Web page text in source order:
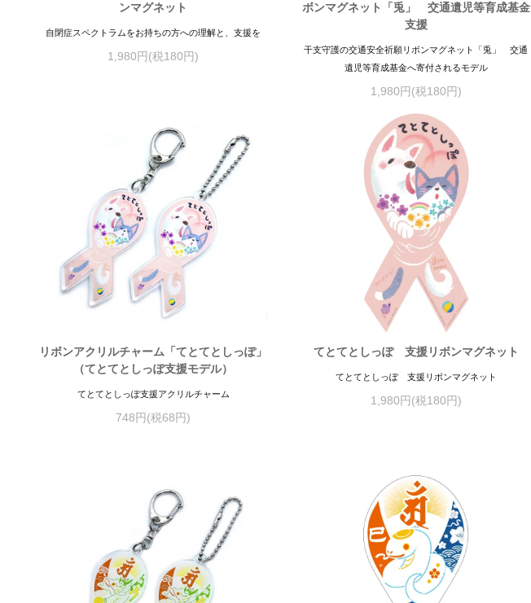
ンマグネット
自閉症スペクトラムをお持ちの方への理解と、支援を
1,980円(税180円)
ボンマグネット「兎」 交通遺児等育成基金
支援
干支守護の交通安全祈願リボンマグネット「兎」 交通
遺児等育成基金へ寄付されるモデル
1,980円(税180円)
リボンアクリルチャーム「てとてとしっぽ」
（てとてとしっぽ支援モデル）
てとてとしっぽ支援アクリルチャーム
748円(税68円)
てとてとしっぽ 支援リボンマグネット
てとてとしっぽ 支援リボンマグネット
1,980円(税180円)